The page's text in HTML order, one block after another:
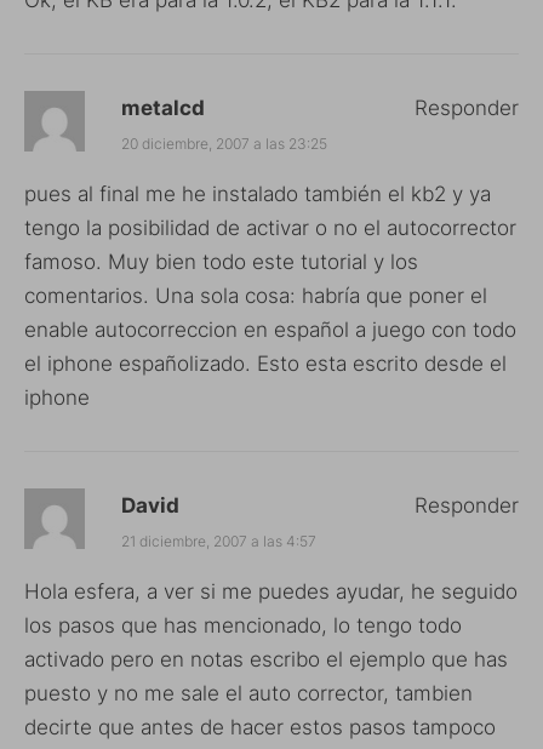
metalcd
20 diciembre, 2007 a las 23:25
pues al final me he instalado también el kb2 y ya
tengo la posibilidad de activar o no el autocorrector
famoso. Muy bien todo este tutorial y los
comentarios. Una sola cosa: habría que poner el
enable autocorreccion en español a juego con todo
el iphone españolizado. Esto esta escrito desde el
iphone
Responder
David
21 diciembre, 2007 a las 4:57
Hola esfera, a ver si me puedes ayudar, he seguido
los pasos que has mencionado, lo tengo todo
activado pero en notas escribo el ejemplo que has
puesto y no me sale el auto corrector, tambien
decirte que antes de hacer estos pasos tampoco
Responder